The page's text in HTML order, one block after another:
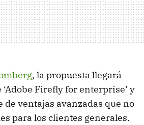
, la propuesta llegará
Firefly for enterprise’ y
de ventajas avanzadas que no
para los clientes generales.